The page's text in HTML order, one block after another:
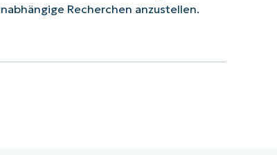
Recherchen anzustellen.